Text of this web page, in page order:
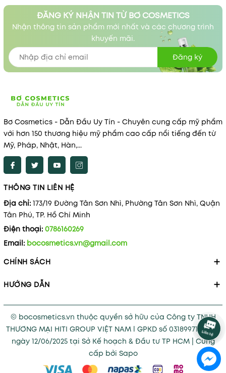
ĐĂNG KÝ NHẬN TIN TỪ BƠ COSMETICS
Nhận thông tin sản phẩm mới nhất và các chương trình
khuyến mãi.
Đăng ký
Bơ Cosmetics - Dẫn Đầu Uy Tín - Chuyên cung cấp mỹ phẩm
với hơn 150 thương hiệu mỹ phẩm cao cấp nổi tiếng đến từ
Mỹ, Pháp, Nhật, Hàn,...
THÔNG TIN LIÊN HỆ
Địa chỉ: 173/19 Đường Tân Sơn Nhì, Phường Tân Sơn Nhì, Quận
Tân Phú, TP. Hồ Chí Minh
Điện thoại: 0786160269
Email: bocosmetics.vn@gmail.com
CHÍNH SÁCH
HƯỚNG DẪN
© bocosmetics.vn thuộc quyền sở hữu của Công ty TNHH
THƯƠNG MẠI HITI GROUP VIỆT NAM l GPKD số 0318997121 cấp
ngày 12/06/2025 tại Sở Kế hoạch & Đầu tư TP HCM Cung
cấp bởi Sapo